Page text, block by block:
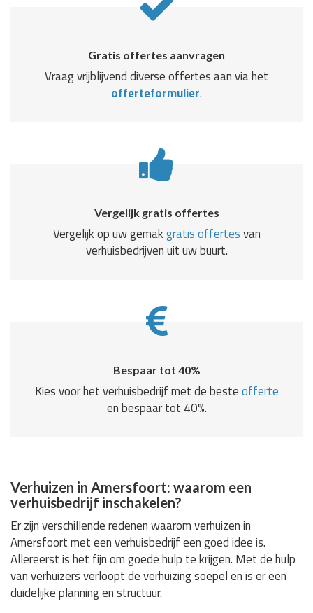
Gratis offertes aanvragen
Vraag vrijblijvend diverse offertes aan via het
offerteformulier.
Vergelijk gratis offertes
Vergelijk op uw gemakgratis offertesvan
verhuisbedrijven uit uw buurt.
Bespaar tot 40%
Kies voor het verhuisbedrijf met de besteofferte
en bespaar tot 40%.
Verhuizen in Amersfoort: waarom een
verhuisbedrijf inschakelen?
Er zijn verschillende redenen waarom verhuizen in
Amersfoort met een verhuisbedrijf een goed idee is.
Allereerst is het fijn om goede hulp te krijgen. Met de hulp
van verhuizers verloopt de verhuizing soepel en is er een
duidelijke planning en structuur.